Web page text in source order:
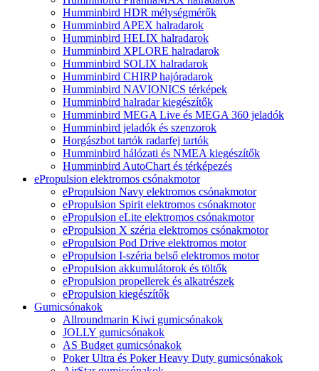
Humminbird HDR mélységmérők
Humminbird APEX halradarok
Humminbird HELIX halradarok
Humminbird XPLORE halradarok
Humminbird SOLIX halradarok
Humminbird CHIRP hajóradarok
Humminbird NAVIONICS térképek
Humminbird halradar kiegészítők
Humminbird MEGA Live és MEGA 360 jeladók
Humminbird jeladók és szenzorok
Horgászbot tartók radarfej tartók
Humminbird hálózati és NMEA kiegészítők
Humminbird AutoChart és térképezés
ePropulsion elektromos csónakmotor
ePropulsion Navy elektromos csónakmotor
ePropulsion Spirit elektromos csónakmotor
ePropulsion eLite elektromos csónakmotor
ePropulsion X széria elektromos csónakmotor
ePropulsion Pod Drive elektromos motor
ePropulsion I-széria belső elektromos motor
ePropulsion akkumulátorok és töltők
ePropulsion propellerek és alkatrészek
ePropulsion kiegészítők
Gumicsónakok
Allroundmarin Kiwi gumicsónakok
JOLLY gumicsónakok
AS Budget gumicsónakok
Poker Ultra és Poker Heavy Duty gumicsónakok